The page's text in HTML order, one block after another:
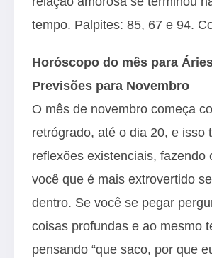
tempo. Palpites: 85, 67 e 94.
Horóscopo do mês para
Previsões para Novembro
O mês de novembro começa
retrógrado, até o dia 20, e isso
reflexões existenciais, fazendo
você que é mais extrovertido
dentro. Se você se pegar
coisas profundas e ao mesmo
pensando “que saco, por que